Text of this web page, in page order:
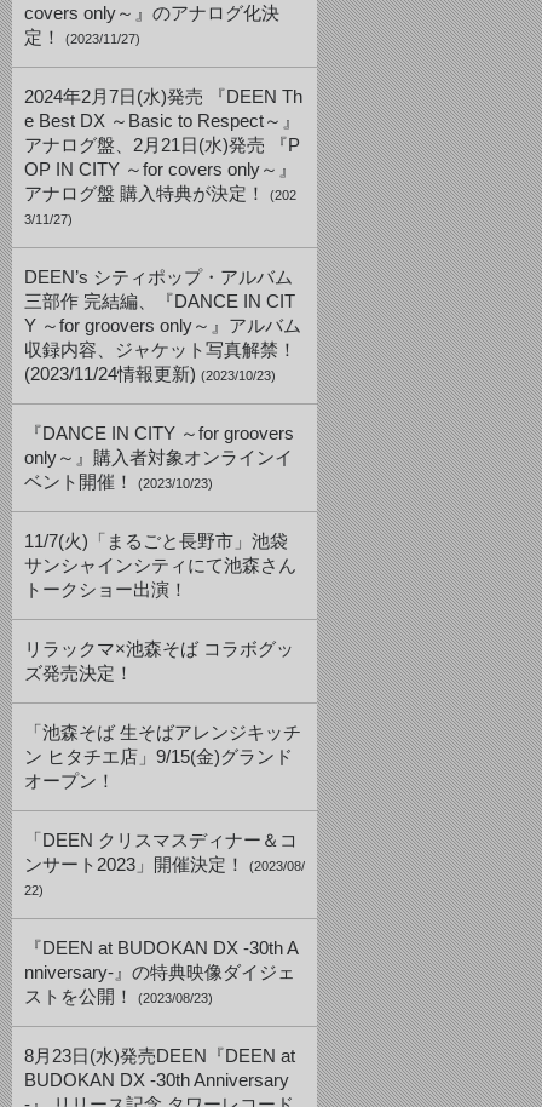
covers only～』のアナログ化決
定！
(2023/11/27)
2024年2月7日(水)発売 『DEEN Th
e Best DX ～Basic to Respect～』
アナログ盤、2月21日(水)発売 『P
OP IN CITY ～for covers only～』
アナログ盤 購入特典が決定！
(202
3/11/27)
DEEN’s シティポップ・アルバム
三部作 完結編、『DANCE IN CIT
Y ～for groovers only～』アルバム
収録内容、ジャケット写真解禁！
(2023/11/24情報更新) (2023/10/23)
『DANCE IN CITY ～for groovers
only～』購入者対象オンラインイ
ベント開催！
(2023/10/23)
11/7(火)「まるごと長野市」池袋
サンシャインシティにて池森さん
トークショー出演！
リラックマ×池森そば コラボグッ
ズ発売決定！
「池森そば 生そばアレンジキッチ
ン ヒタチエ店」9/15(金)グランド
オープン！
「DEEN クリスマスディナー＆コ
ンサート2023」開催決定！
(2023/08/
22)
『DEEN at BUDOKAN DX -30th A
nniversary-』の特典映像ダイジェ
ストを公開！
(2023/08/23)
8月23日(水)発売DEEN『DEEN at
BUDOKAN DX -30th Anniversary